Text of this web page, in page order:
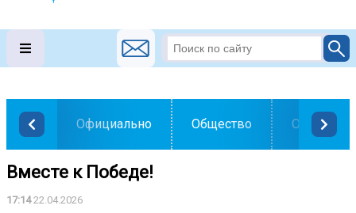
Официально Общество
Вместе к Победе!
17:1422.04.2026